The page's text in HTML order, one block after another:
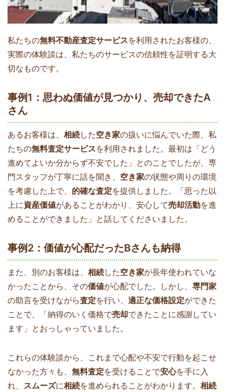
私たちの無料不動産査定サービスを利用されたお客様の、
実際の体験談は、私たちのサービスの信頼性を証明する大
切なものです。
事例1：思わぬ価値が見つかり、売却できたA
さん
あるお客様は、 相続した空き家の扱いに悩んでいた際、私
たちの無料査定サービスを利用されました。最初は「どう
進めてよいか分からず不安でした」とのことでしたが、専
門スタッフが丁寧に話を聞き、 空き家の状態や周りの環境
を考慮した上で、 的確な査定を提供しました。「思った以
上に資産価値があることがわかり、安心して売却活動を進
めることができました」と話してくださいました。
事例2：価値が心配だったBさんも納得
また、別のお客様は、 相続した空き家が長年使われていな
かったことから、その価値が心配でした。しかし、 専門家
の助言を受けながら査定を行い、 適正な価格設定ができた
ことで、「納得のいく価格で売却できたことに感謝してい
ます」とおっしゃっていました。
これらの体験談から、これまで心配や不安で行動を起こせ
なかった方々も、 無料査定を受けることで安心を手に入
れ、
スムーズに相続を進められることがわかります。 相続